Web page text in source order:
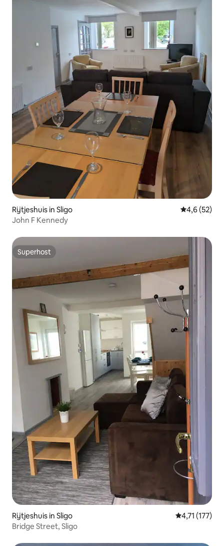
Rijtjeshuis in Sligo
4,6 (52)
John F Kennedy
Superhost
Superhost
Rijtjeshuis in Sligo Gemiddelde
4,71 (177)
Bridge Street, Sligo